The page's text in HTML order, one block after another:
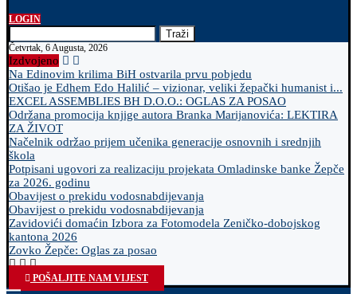
LOGIN
Traži
Četvrtak, 6 Augusta, 2026
Izdvojeno
Na Edinovim krilima BiH ostvarila prvu pobjedu
Otišao je Edhem Edo Halilić – vizionar, veliki žepački humanist i...
EXCEL ASSEMBLIES BH D.O.O.: OGLAS ZA POSAO
Održana promocija knjige autora Branka Marijanovića: LEKTIRA
ZA ŽIVOT
Načelnik održao prijem učenika generacije osnovnih i srednjih
škola
Potpisani ugovori za realizaciju projekata Omladinske banke Žepče
za 2026. godinu
Obavijest o prekidu vodosnabdijevanja
Obavijest o prekidu vodosnabdijevanja
Zavidovići domaćin Izbora za Fotomodela Zeničko-dobojskog
kantona 2026
Zovko Žepče: Oglas za posao
POŠALJITE NAM VIJEST